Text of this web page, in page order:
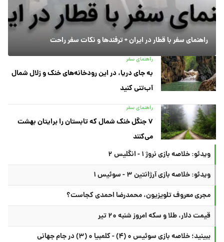
راهنمای سفر با قطار در ایران + ترفندها و نکات سفر راحت
راهنمای سفر
به جای دریا، در این رودخانه‌های خنک و زلال شمال
آب‌تنی کنید
راهنمای سفر
۷ جنگل خنک شمال که تابستان را برایتان بهشت
می‌کنند
ویدئو: خلاصه بازی نروژ ۱ - انگلیس ۲
ویدئو: خلاصه بازی آرژانتین ۳ - سوئیس ۱
مجری معروف تلویزیون، محمدرضا احمدی کجاست؟
قیمت دلار، طلا و سکه امروز شنبه ۲۰ تیر
ببینید؛ خلاصه بازی سوئیس ۰ (۴) - کلمبیا ۰ (۳) در جام جهانی